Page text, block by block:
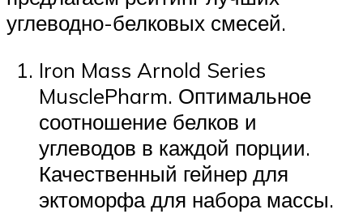
углеводно-белковых смесей.
Iron Mass Arnold Series
MusclePharm. Оптимальное
соотношение белков и
углеводов в каждой порции.
Качественный гейнер для
эктоморфа для набора массы.